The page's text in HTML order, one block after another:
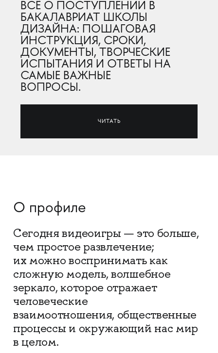
ВСЁ О ПОСТУПЛЕНИИ В
БАКАЛАВРИАТ ШКОЛЫ
ДИЗАЙНА: ПОШАГОВАЯ
ИНСТРУКЦИЯ, СРОКИ,
ДОКУМЕНТЫ, ТВОРЧЕСКИЕ
ИСПЫТАНИЯ И ОТВЕТЫ НА
САМЫЕ ВАЖНЫЕ
ВОПРОСЫ.
ЧИТАТЬ
О профиле
Сегодня видеоигры — это больше,
чем простое развлечение;
их можно воспринимать как
сложную модель, волшебное
зеркало, которое отражает
человеческие
взаимоотношения, общественные
процессы и окружающий нас мир
в целом.